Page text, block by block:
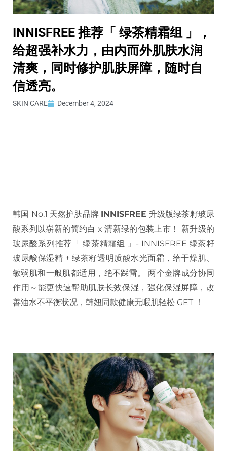
INNISFREE 推荐「 绿茶精霜组 」，
给超强补水力，由内而外肌肤水润
清爽，同时修护肌肤屏障，随时自
信透亮。
SKIN CARE December 4, 2024
韩国 No.1 天然护肤品牌 INNISFREE 升级版绿茶籽玻尿
酸系列以崭新的简约白 x 清新绿的包装上市！ 新升级的
玻尿酸系列推荐「 绿茶精霜组 」- INNISFREE 绿茶籽
玻尿酸保湿精 + 绿茶籽透明质酸水光面霜，给干燥肌、
敏弱肌和一般肌都适用，绝不踩雷。 两个金牌成分协同
作用～能更快速帮助肌肤长效保湿，强化保湿屏障，改
善油水不平衡状况，韩妞同款健康无暇肌轻松 GET ！